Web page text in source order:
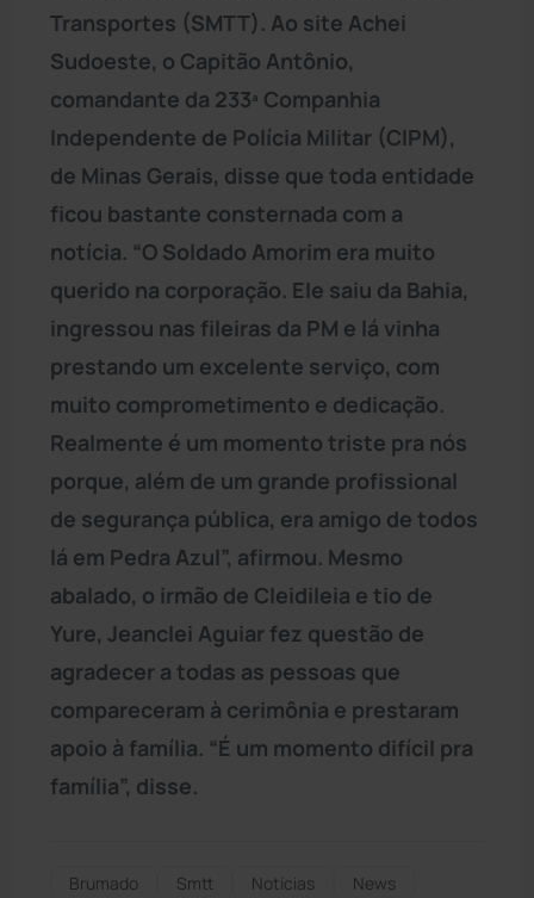
Transportes (SMTT). Ao site Achei
Sudoeste, o Capitão Antônio,
comandante da 233ª Companhia
Independente de Polícia Militar (CIPM),
de Minas Gerais, disse que toda entidade
ficou bastante consternada com a
notícia. “O Soldado Amorim era muito
querido na corporação. Ele saiu da Bahia,
ingressou nas fileiras da PM e lá vinha
prestando um excelente serviço, com
muito comprometimento e dedicação.
Realmente é um momento triste pra nós
porque, além de um grande profissional
de segurança pública, era amigo de todos
lá em Pedra Azul”, afirmou. Mesmo
abalado, o irmão de Cleidileia e tio de
Yure, Jeanclei Aguiar fez questão de
agradecer a todas as pessoas que
compareceram à cerimônia e prestaram
apoio à família. “É um momento difícil pra
família”, disse.
Brumado Smtt Notícias News